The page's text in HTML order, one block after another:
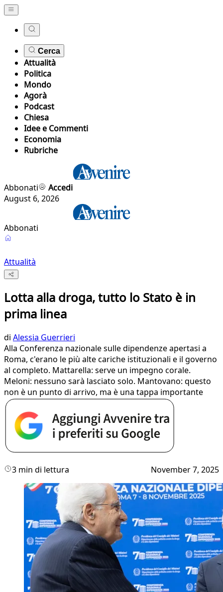
Cerca
Attualità
Politica
Mondo
Agorà
Podcast
Chiesa
Idee e Commenti
Economia
Rubriche
Abbonati
Accedi
August 6, 2026
Abbonati
Attualità
Lotta alla droga, tutto lo Stato è in
prima linea
di Alessia Guerrieri
Alla Conferenza nazionale sulle dipendenze apertasi a
Roma, c'erano le più alte cariche istituzionali e il governo
al completo. Mattarella: serve un impegno corale.
Meloni: nessuno sarà lasciato solo. Mantovano: questo
non è un punto di arrivo, ma è una tappa importante
3 min di lettura November 7, 2025